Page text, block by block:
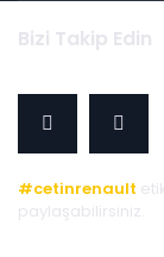
Bizi Takip Edin
#cetinrenault
paylaşabilirsiniz.